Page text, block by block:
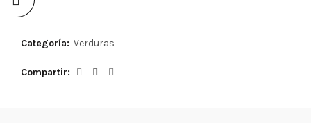
Categoría: Verduras
Compartir